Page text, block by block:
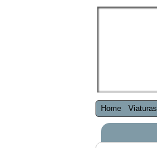
Home Viaturas